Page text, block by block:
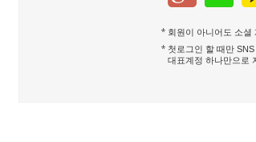
회원이 아니어도 소셜
첫로그인 할 때만
대표계정 하나만으로